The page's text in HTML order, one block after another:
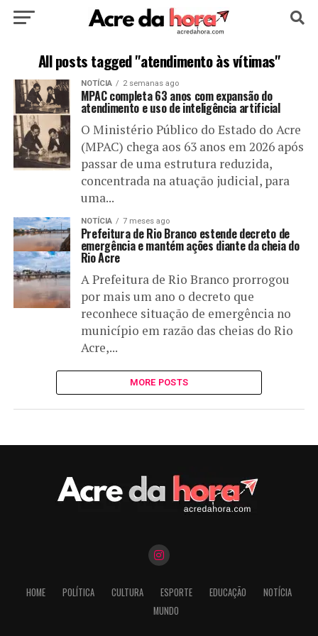
HOME POLÍTICA CULTURA ESPORTE
EDUCAÇÃO NOTÍCIA MUNDO
All posts tagged "atendimento às vítimas"
NOTÍCIA 2 semanas ago
MPAC completa 63 anos com expansão do
atendimento e uso de inteligência artificial
O Ministério Público do Estado do Acre
(MPAC) chega aos 63 anos em 2026 após
passar de uma estrutura reduzida,
concentrada na atuação judicial, para
uma...
NOTÍCIA 7 meses ago
Prefeitura de Rio Branco estende decreto de
emergência e mantém ações diante da cheia do
Rio Acre
A Prefeitura de Rio Branco prorrogou
por mais um ano o decreto que
reconhece situação de emergência no
município em razão das cheias do Rio
Acre,...
MORE POSTS
HOME POLÍTICA CULTURA ESPORTE EDUCAÇÃO
NOTÍCIA
MUNDO